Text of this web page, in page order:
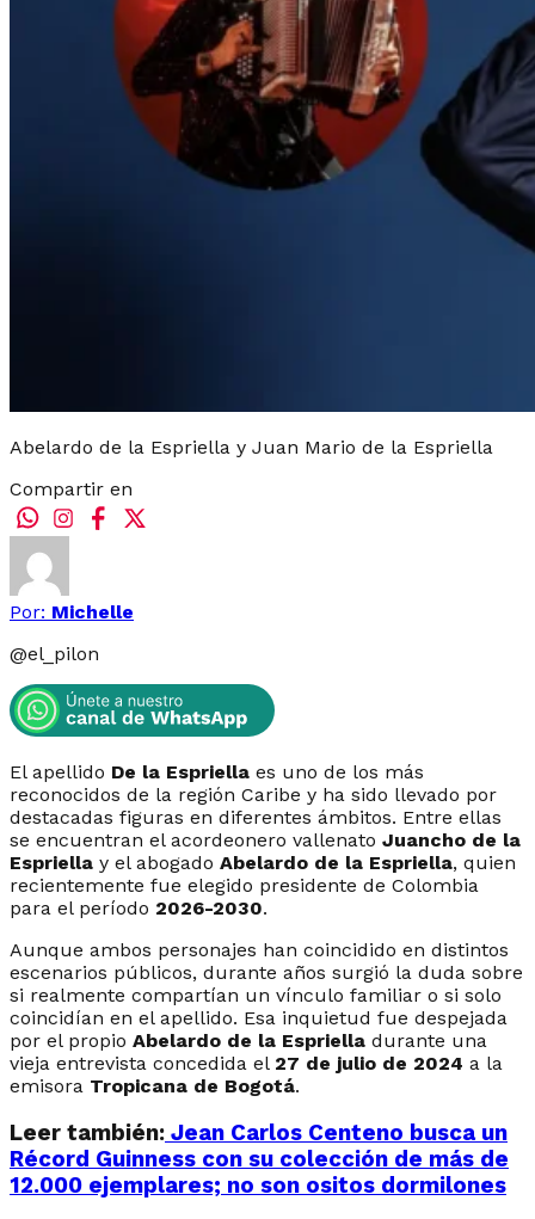
Abelardo de la Espriella y Juan Mario de la Espriella
Compartir en
Por: Michelle
@el_pilon
El apellido De la Espriella es uno de los más
reconocidos de la región Caribe y ha sido llevado por
destacadas figuras en diferentes ámbitos. Entre ellas
se encuentran el acordeonero vallenato Juancho de la
Espriella y el abogado Abelardo de la Espriella, quien
recientemente fue elegido presidente de Colombia
para el período 2026-2030.
Aunque ambos personajes han coincidido en distintos
escenarios públicos, durante años surgió la duda sobre
si realmente compartían un vínculo familiar o si solo
coincidían en el apellido. Esa inquietud fue despejada
por el propio Abelardo de la Espriella durante una
vieja entrevista concedida el 27 de julio de 2024 a la
emisora Tropicana de Bogotá.
Leer también: Jean Carlos Centeno busca un
Récord Guinness con su colección de más de
12.000 ejemplares; no son ositos dormilones